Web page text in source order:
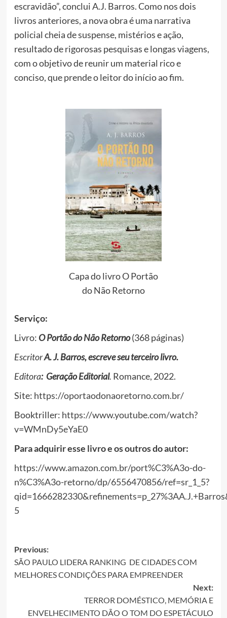
escravidão”, conclui A.J. Barros. Como nos dois
livros anteriores, a nova obra é uma narrativa
policial cheia de suspense, mistérios e ação,
resultado de rigorosas pesquisas e longas viagens,
com o objetivo de reunir um material rico e
conciso, que prende o leitor do início ao fim.
Capa do livro O Portão
do Não Retorno
Serviço:
Livro: O Portão do Não Retorno(368 páginas)
EscritorA. J. Barros, escreve seu terceiro livro.
Editora: Geração Editorial. Romance, 2022.
Site: https://oportaodonaoretorno.com.br/
Booktriller: https://www.youtube.com/watch?
v=WMnDy5eYaE0
Para adquirir esse livro e os outros do autor:
https://www.amazon.com.br/port%C3%A3o-do-
n%C3%A3o-retorno/dp/6556470856/ref=sr_1_5?
5
Post
navigation
Previous:
SÃO PAULO LIDERA RANKING DE CIDADES COM
MELHORES CONDIÇÕES PARA EMPREENDER
Next:
TERROR DOMÉSTICO, MEMÓRIA E
ENVELHECIMENTO DÃO O TOM DO ESPETÁCULO